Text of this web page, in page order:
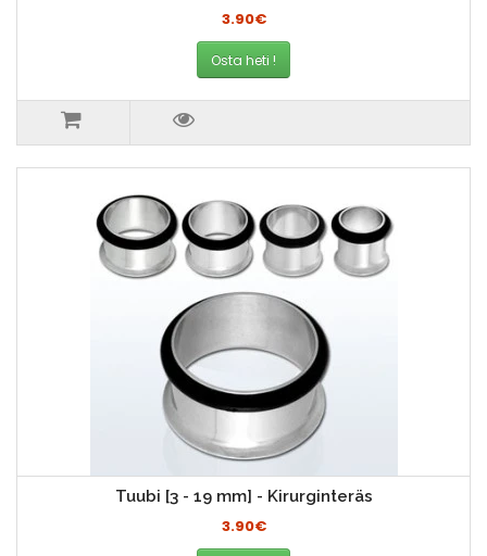
3.90€
Osta heti !
Tuubi [3 - 19 mm] - Kirurginteräs
3.90€